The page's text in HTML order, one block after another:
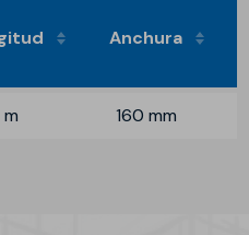
Anchura
m 160 mm